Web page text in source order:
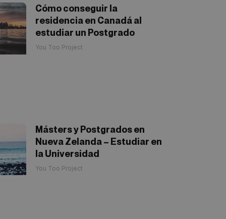
Cómo conseguir la
residencia en Canadá al
estudiar un Postgrado
You Too Project
Másters y Postgrados en
Nueva Zelanda – Estudiar en
la Universidad
You Too Project